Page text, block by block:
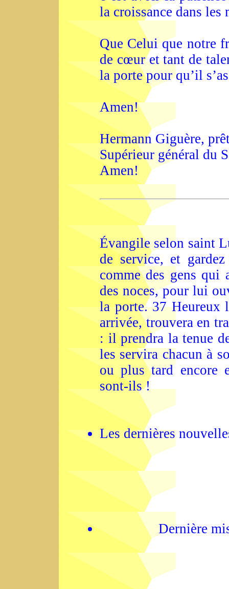
la croissance dans les
Que Celui que notre
de cœur et tant de
la porte pour qu’il
Amen!
Hermann Giguère,
Supérieur général du
Amen!
Évangile selon saint
de service, et
comme des gens qui
des noces, pour lui
la porte. 37 Heureux
arrivée, trouvera en
: il prendra la tenue
les servira chacun à
ou plus tard encore
sont-ils !
Les dernières
Dernière